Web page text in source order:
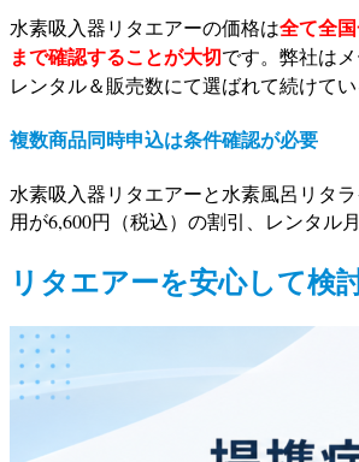
水素吸入器リタエアーの価格は全て全
まで確認することが大切です。弊社は
レンタル＆販売数にて選ばれて続けてい
複数商品同時申込は条件確認が必要
水素吸入器リタエアーと水素風呂リタ
用が6,600円（税込）の割引、レンタル
リタエアーを安心して検